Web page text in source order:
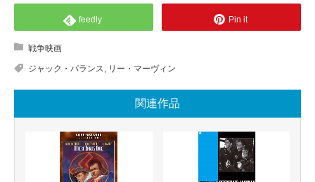
feedly Pin it
戦争映画
ジャック・パランス リー・マーヴィン
関連作品